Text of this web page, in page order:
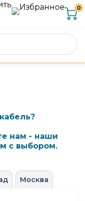
0
нам - наши
с выбором.
Москва